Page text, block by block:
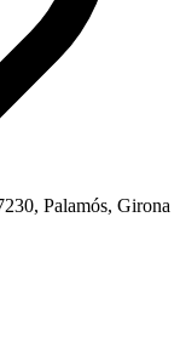
Palamós, Girona